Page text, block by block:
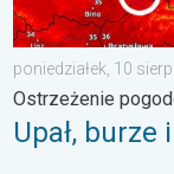
poniedziałek, 10
Ostrzeżenie
Upał, burze